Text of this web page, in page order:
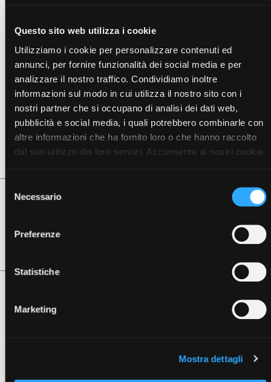
Questo sito web utilizza i cookie
Utilizziamo i cookie per personalizzare contenuti ed
annunci, per fornire funzionalità dei social media e per
analizzare il nostro traffico. Condividiamo inoltre
informazioni sul modo in cui utilizza il nostro sito con i
nostri partner che si occupano di analisi dei dati web,
pubblicità e social media, i quali potrebbero combinarle con
altre informazioni che ha fornito loro o che hanno raccolto
dal suo utilizzo dei loro servizi. Acconsenta ai nostri cookie
delNecessario
Preferenze
Statistiche
Marketing
Mostra dettagli
Varianti